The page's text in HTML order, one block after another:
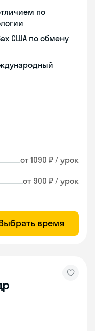
по
США по обмену
от 1090 ₽ / урок
от 900 ₽ / урок
время